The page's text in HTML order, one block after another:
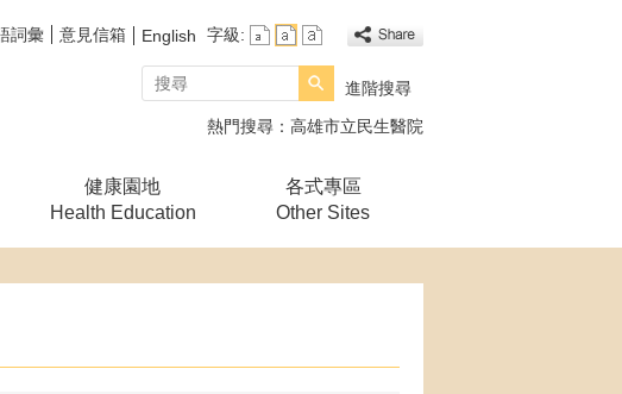
詞彙 意見信箱 English 字級:
搜尋
進階搜尋
熱門搜尋： 高雄市立民生醫院
健康園地
Health Education
各式專區
Other Sites